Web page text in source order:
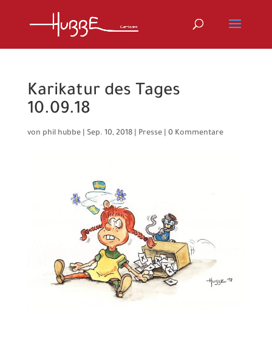
Karikatur des Tages
10.09.18
von phil hubbe| Sep. 10, 2018| Presse| 0 Kommentare